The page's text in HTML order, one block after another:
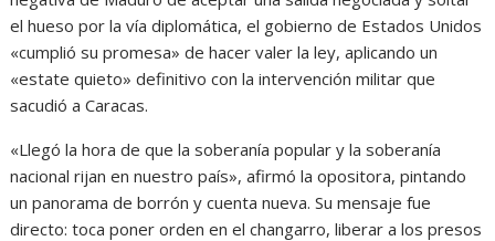
el hueso por la vía diplomática, el gobierno de Estados Unidos
«cumplió su promesa» de hacer valer la ley, aplicando un
«estate quieto» definitivo con la intervención militar que
sacudió a Caracas.
«Llegó la hora de que la soberanía popular y la soberanía
nacional rijan en nuestro país», afirmó la opositora, pintando
un panorama de borrón y cuenta nueva. Su mensaje fue
directo: toca poner orden en el changarro, liberar a los presos